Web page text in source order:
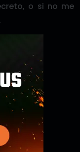
o si no me